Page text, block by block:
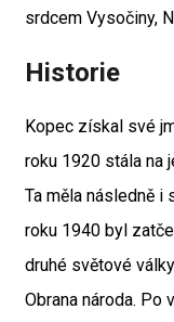
srdcem Vysočiny,
Historie
Kopec získal své
roku 1920 stála na
Ta měla následně i
roku 1940 byl
druhé světové
Obrana národa. Po